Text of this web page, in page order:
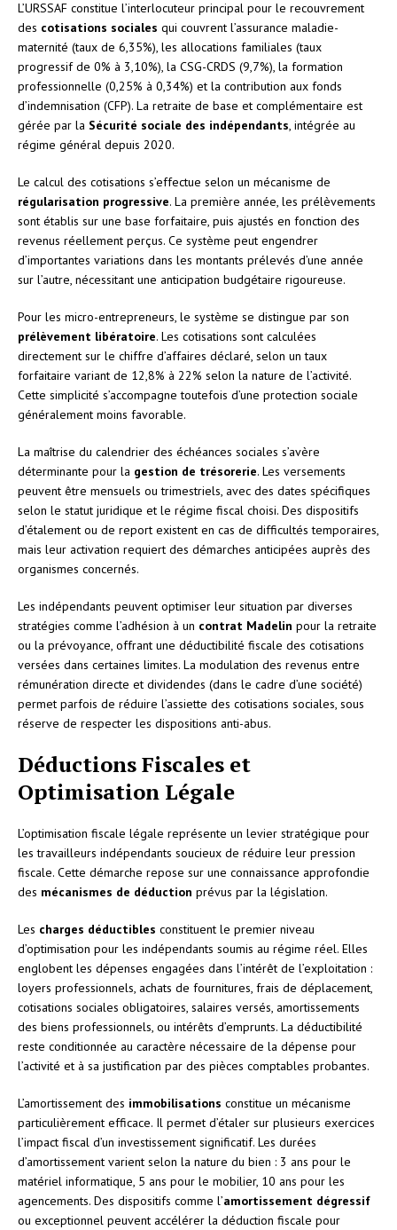
L’URSSAF constitue l’interlocuteur principal pour le recouvrement
des cotisations sociales qui couvrent l’assurance maladie-
maternité (taux de 6,35%), les allocations familiales (taux
progressif de 0% à 3,10%), la CSG-CRDS (9,7%), la formation
professionnelle (0,25% à 0,34%) et la contribution aux fonds
d’indemnisation (CFP). La retraite de base et complémentaire est
gérée par la Sécurité sociale des indépendants, intégrée au
régime général depuis 2020.
Le calcul des cotisations s’effectue selon un mécanisme de
régularisation progressive. La première année, les prélèvements
sont établis sur une base forfaitaire, puis ajustés en fonction des
revenus réellement perçus. Ce système peut engendrer
d’importantes variations dans les montants prélevés d’une année
sur l’autre, nécessitant une anticipation budgétaire rigoureuse.
Pour les micro-entrepreneurs, le système se distingue par son
prélèvement libératoire. Les cotisations sont calculées
directement sur le chiffre d’affaires déclaré, selon un taux
forfaitaire variant de 12,8% à 22% selon la nature de l’activité.
Cette simplicité s’accompagne toutefois d’une protection sociale
généralement moins favorable.
La maîtrise du calendrier des échéances sociales s’avère
déterminante pour la gestion de trésorerie. Les versements
peuvent être mensuels ou trimestriels, avec des dates spécifiques
selon le statut juridique et le régime fiscal choisi. Des dispositifs
d’étalement ou de report existent en cas de difficultés temporaires,
mais leur activation requiert des démarches anticipées auprès des
organismes concernés.
Les indépendants peuvent optimiser leur situation par diverses
stratégies comme l’adhésion à un contrat Madelin pour la retraite
ou la prévoyance, offrant une déductibilité fiscale des cotisations
versées dans certaines limites. La modulation des revenus entre
rémunération directe et dividendes (dans le cadre d’une société)
permet parfois de réduire l’assiette des cotisations sociales, sous
réserve de respecter les dispositions anti-abus.
Déductions Fiscales et
Optimisation Légale
L’optimisation fiscale légale représente un levier stratégique pour
les travailleurs indépendants soucieux de réduire leur pression
fiscale. Cette démarche repose sur une connaissance approfondie
des mécanismes de déduction prévus par la législation.
Les charges déductibles constituent le premier niveau
d’optimisation pour les indépendants soumis au régime réel. Elles
englobent les dépenses engagées dans l’intérêt de l’exploitation :
loyers professionnels, achats de fournitures, frais de déplacement,
cotisations sociales obligatoires, salaires versés, amortissements
des biens professionnels, ou intérêts d’emprunts. La déductibilité
reste conditionnée au caractère nécessaire de la dépense pour
l’activité et à sa justification par des pièces comptables probantes.
L’amortissement des immobilisations constitue un mécanisme
particulièrement efficace. Il permet d’étaler sur plusieurs exercices
l’impact fiscal d’un investissement significatif. Les durées
d’amortissement varient selon la nature du bien : 3 ans pour le
matériel informatique, 5 ans pour le mobilier, 10 ans pour les
agencements. Des dispositifs comme l’amortissement dégressif
ou exceptionnel peuvent accélérer la déduction fiscale pour